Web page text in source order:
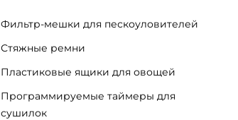
Фильтр-мешки для пескоуловителей
Стяжные ремни
Пластиковые ящики для овощей
Программируемые таймеры для
сушилок